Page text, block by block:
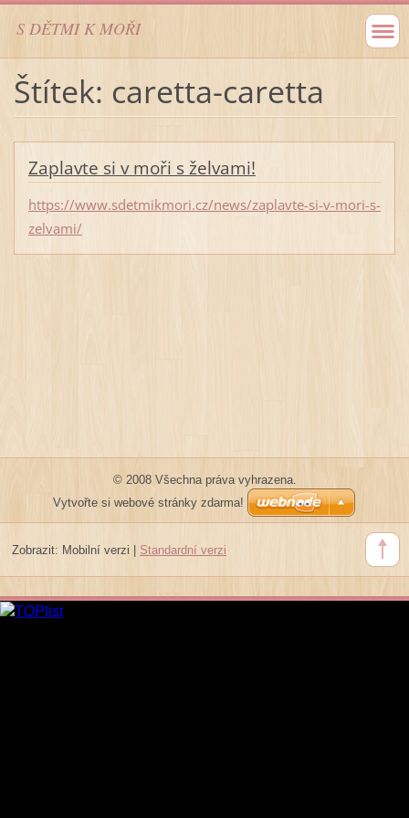
S DĚTMI K MOŘI
Štítek: caretta-caretta
Zaplavte si v moři s želvami!
https://www.sdetmikmori.cz/news/zaplavte-si-v-mori-s-
zelvami/
© 2008 Všechna práva vyhrazena.
Vytvořte si webové stránky zdarma!
Zobrazit: Mobilní verzi Standardní verzi